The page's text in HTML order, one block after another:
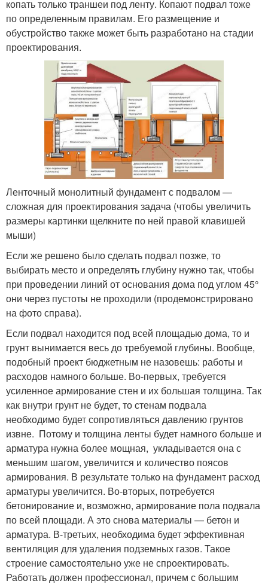
копать только траншеи под ленту. Копают подвал тоже
по определенным правилам. Его размещение и
обустройство также может быть разработано на стадии
проектирования.
Ленточный монолитный фундамент с подвалом —
сложная для проектирования задача (чтобы увеличить
размеры картинки щелкните по ней правой клавишей
мыши)
Если же решено было сделать подвал позже, то
выбирать место и определять глубину нужно так, чтобы
при проведении линий от основания дома под углом 45°
они через пустоты не проходили (продемонстрировано
на фото справа).
Если подвал находится под всей площадью дома, то и
грунт вынимается весь до требуемой глубины. Вообще,
подобный проект бюджетным не назовешь: работы и
расходов намного больше. Во-первых, требуется
усиленное армирование стен и их большая толщина. Так
как внутри грунт не будет, то стенам подвала
необходимо будет сопротивляться давлению грунтов
извне. Потому и толщина ленты будет намного больше и
арматура нужна более мощная, укладывается она с
меньшим шагом, увеличится и количество поясов
армирования. В результате только на фундамент расход
арматуры увеличится. Во-вторых, потребуется
бетонирование и, возможно, армирование пола подвала
по всей площади. А это снова материалы — бетон и
арматура. В-третьих, необходима будет эффективная
вентиляция для удаления подземных газов. Такое
строение самостоятельно уже не спроектировать.
Работать должен профессионал, причем с большим